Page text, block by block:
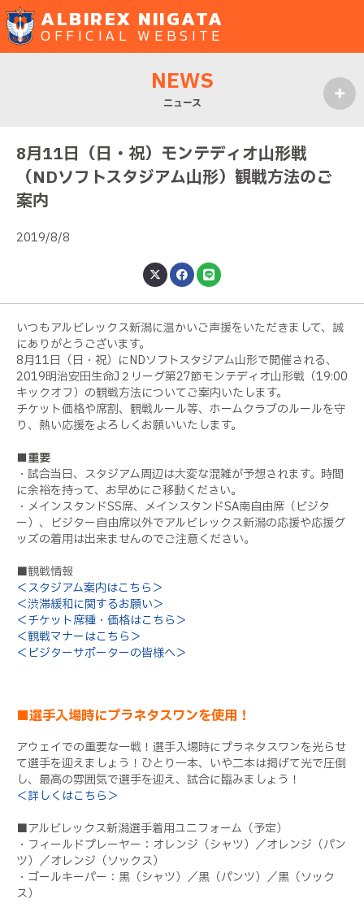
ALBIREX NIIGATA
OFFICIAL WEBSITE
NEWS
ニュース
8月11日（日・祝）モンテディオ山形戦
（NDソフトスタジアム山形）観戦方法のご
案内
2019/8/8
いつもアルビレックス新潟に温かいご声援をいただきまして、誠
にありがとうございます。
8月11日（日・祝）にNDソフトスタジアム山形で開催される、
2019明治安田生命J２リーグ第27節モンテディオ山形戦（19:00
キックオフ）の観戦方法についてご案内いたします。
チケット価格や席割、観戦ルール等、ホームクラブのルールを守
り、熱い応援をよろしくお願いいたします。
■重要
・試合当日、スタジアム周辺は大変な混雑が予想されます。時間
に余裕を持って、お早めにご移動ください。
・メインスタンドSS席、メインスタンドSA南自由席（ビジタ
ー）、ビジター自由席以外でアルビレックス新潟の応援や応援グ
ッズの着用は出来ませんのでご注意ください。
■観戦情報
＜スタジアム案内はこちら＞
＜渋滞緩和に関するお願い＞
＜チケット席種・価格はこちら＞
＜観戦マナーはこちら＞
＜ビジターサポーターの皆様へ＞
■選手入場時にプラネタスワンを使用！
アウェイでの重要な一戦！選手入場時にプラネタスワンを光らせ
て選手を迎えましょう！ひとり一本、いや二本は掲げて光で圧倒
し、最高の雰囲気で選手を迎え、試合に臨みましょう！
＜詳しくはこちら＞
■アルビレックス新潟選手着用ユニフォーム（予定）
・フィールドプレーヤー：オレンジ（シャツ）／オレンジ（パン
ツ）／オレンジ（ソックス）
・ゴールキーパー：黒（シャツ）／黒（パンツ）／黒（ソック
ス）